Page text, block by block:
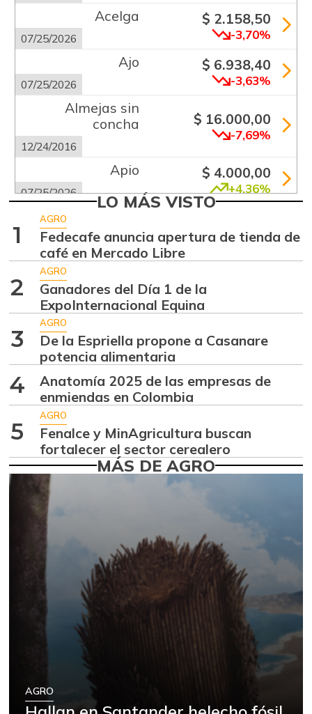
Acelga
07/25/2026
$ 2.158,50
-3,70%
Ajo
07/25/2026
$ 6.938,40
-3,63%
Almejas sin
concha
12/24/2016
$ 16.000,00
-7,69%
Apio
07/25/2026
$ 4.000,00
+4,36%
amarilla
09/28/2013
-
Arracacha blanca
07/25/2026
Arroz blanco
importado
07/25/2026
$ 3.283,00
Arroz de primera
07/25/2026
$ 3.947,00
-3,90%
Arveja verde
08/22/2020
$ 1.600,00
-33,33%
Arveja verde en
07/25/2026
Arveja verde seca $ 2.840,00
-2,74%
Atún en lata $ 27.976,00
+0,32%
Azúcar morena $ 2.900,00
+1,75%
Azúcar refinada
08/06/2022
$ 3.755,00
LO MÁS VISTO
1
AGRO
Fedecafe anuncia apertura de tienda de
café en Mercado Libre
2
AGRO
Ganadores del Día 1 de la
ExpoInternacional Equina
3
AGRO
De la Espriella propone a Casanare
potencia alimentaria
4
Anatomía 2025 de las empresas de
enmiendas en Colombia
5
AGRO
Fenalce y MinAgricultura buscan
fortalecer el sector cerealero
MÁS DE AGRO
AGRO